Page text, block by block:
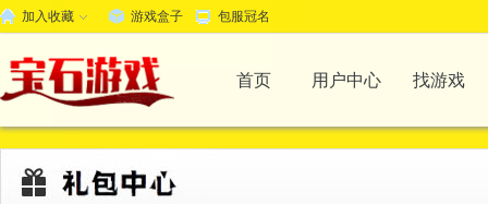
加入收藏 游戏盒子 包服冠名
首页 用户中心 找游戏